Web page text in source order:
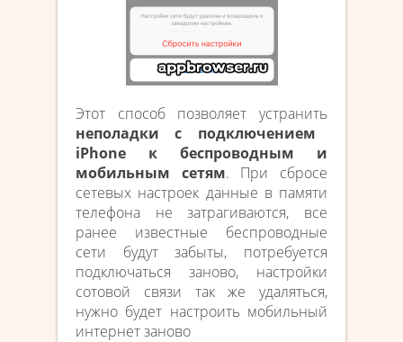
Этот способ позволяет устранить
неполадки с подключением
iPhone к беспроводным и
мобильным сетям. При сбросе
сетевых настроек данные в памяти
телефона не затрагиваются, все
ранее известные беспроводные
сети будут забыты, потребуется
подключаться заново, настройки
сотовой связи так же удаляться,
нужно будет настроить мобильный
интернет заново